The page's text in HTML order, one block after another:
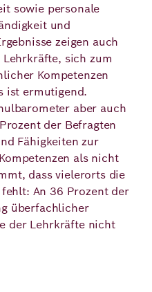
sowie personale
und
zeigen auch
sich zum
Kompetenzen
ist ermutigend.
aber auch
der Befragten
Fähigkeiten zur
als nicht
dass vielerorts die
An 36 Prozent der
überfachlicher
der Lehrkräfte nicht